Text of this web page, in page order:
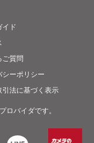
イド
ご質問
シーポリシー
引法に基づく表示
ロバイダです。